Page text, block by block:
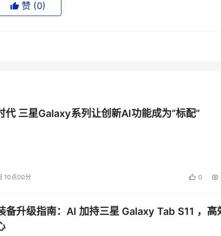
资源虚拟化，支持集群系统等。
达几十Tbps。端口容量则指产品当前版本所能提供的最大网
，表征了产品当前实际所能支持的线速转发能力。同样交换容
;同样交换容量的产品，由于交换架构总开销不同，所能支持
赞 (0)
代 三星Galaxy系列让创新AI功能成为“标配”
10点00分 0
备升级指南：AI 加持三星 Galaxy Tab S11 ，高